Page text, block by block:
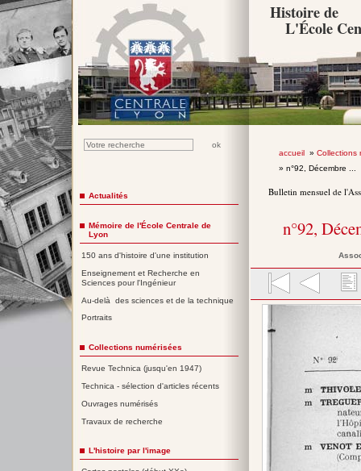
Histoire de
L'École
accueil» Collections
» n°92, Décembre ...
Bulletin mensuel de
n°92,
Actualités
Mémoire de l'École Centrale de
Lyon
150 ans d'histoire d'une institution
Enseignement et Recherche en
Sciences pour l'Ingénieur
Au-delà des sciences et de la technique
Portraits
Collections numérisées
Revue Technica (jusqu'en 1947)
Technica - sélection d'articles récents
Ouvrages numérisés
Travaux de recherche
L'histoire par l'image